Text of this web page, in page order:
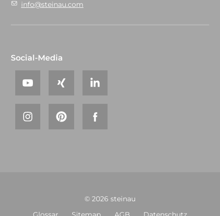
info@steinau.com
Social-Media
© 2026 steinau